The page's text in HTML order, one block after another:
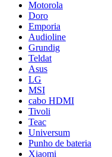
Motorola
Doro
Emporia
Audioline
Grundig
Teldat
Asus
LG
MSI
cabo HDMI
Tivoli
Teac
Universum
Punho de bateria
Xiaomi